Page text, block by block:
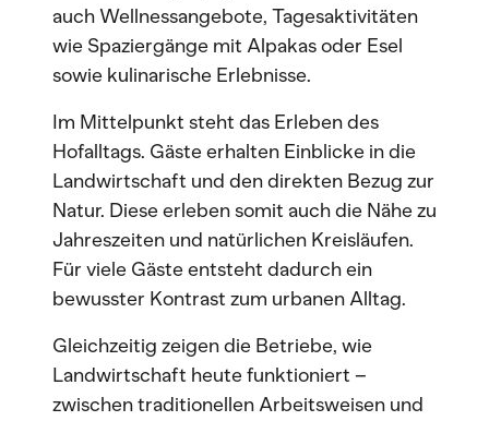
auch Wellnessangebote, Tagesaktivitäten
wie Spaziergänge mit Alpakas oder Esel
sowie kulinarische Erlebnisse.
Im Mittelpunkt steht das Erleben des
Hofalltags. Gäste erhalten Einblicke in die
Landwirtschaft und den direkten Bezug zur
Natur. Diese erleben somit auch die Nähe zu
Jahreszeiten und natürlichen Kreisläufen.
Für viele Gäste entsteht dadurch ein
bewusster Kontrast zum urbanen Alltag.
Gleichzeitig zeigen die Betriebe, wie
Landwirtschaft heute funktioniert –
zwischen traditionellen Arbeitsweisen und